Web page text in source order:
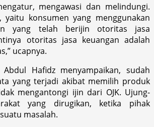
mengawasi dan melindungi.
yaitu konsumen yang menggunakan
yang telah berijin otoritas jasa
otoritas jasa keuangan adalah
ucapnya.
Abdul Hafidz menyampaikan, sudah
yang terjadi akibat memilih produk
mengantongi ijin dari OJK. Ujung-
yang dirugikan, ketika pihak
masalah.